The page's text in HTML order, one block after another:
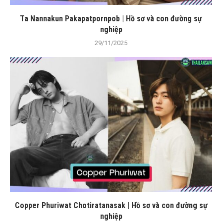
Ta Nannakun Pakapatpornpob | Hồ sơ và con đường sự
nghiệp
29/11/2025
Copper Phuriwat Chotiratanasak | Hồ sơ và con đường sự
nghiệp